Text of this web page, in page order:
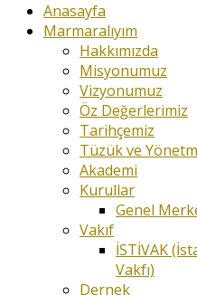
Anasayfa
Marmaralıyım
Hakkımızda
Misyonumuz
Vizyonumuz
Öz Değerlerimiz
Tarihçemiz
Tüzük ve
Akademi
Kurullar
Genel
Vakıf
İSTİVAK
Vakfı)
Dernek